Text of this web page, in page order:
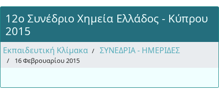
12ο Συνέδριο Χημεία Ελλάδος - Κύπρου
2015
Εκπαιδευτική Κλίμακα ΣΥΝΕΔΡΙΑ - ΗΜΕΡΙΔΕΣ
16 Φεβρουαρίου 2015